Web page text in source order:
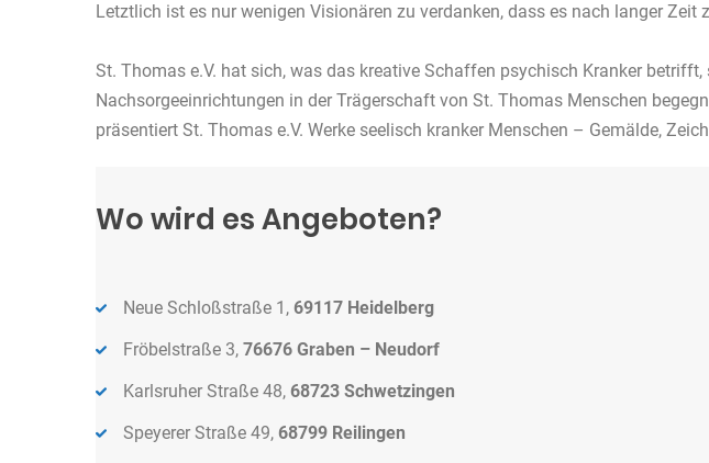
Letztlich ist es nur wenigen Visionären zu verdanken, dass es nach langer
St. Thomas e.V. hat sich, was das kreative Schaffen psychisch Kranker
Nachsorgeeinrichtungen in der Trägerschaft von St. Thomas Menschen
präsentiert St. Thomas e.V. Werke seelisch kranker Menschen – Gemälde,
Wo wird es Angeboten?
Neue Schloßstraße 1, 69117 Heidelberg
Fröbelstraße 3, 76676 Graben – Neudorf
Karlsruher Straße 48, 68723 Schwetzingen
Speyerer Straße 49, 68799 Reilingen